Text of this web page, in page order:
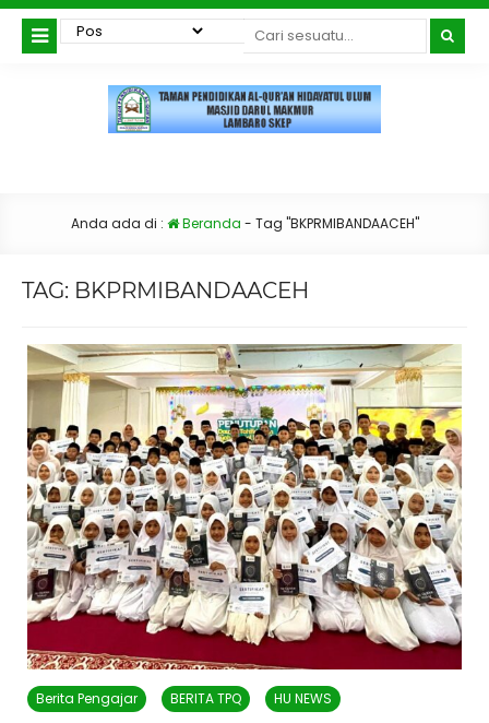
Anda ada di : Beranda - Tag "BKPRMIBANDAACEH"
TAG: BKPRMIBANDAACEH
Berita Pengajar BERITA TPQ HU NEWS